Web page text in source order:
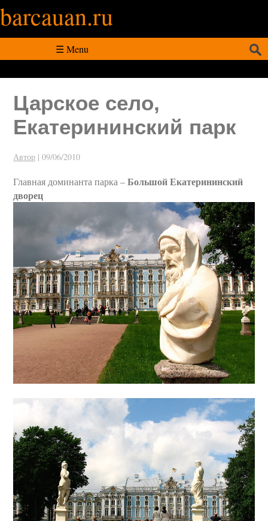
barcauan.ru
☰ Menu
Царское село,
Екатерининский парк
Автор |09/06/2010
Главная доминанта парка –Большой Екатерининский
дворец